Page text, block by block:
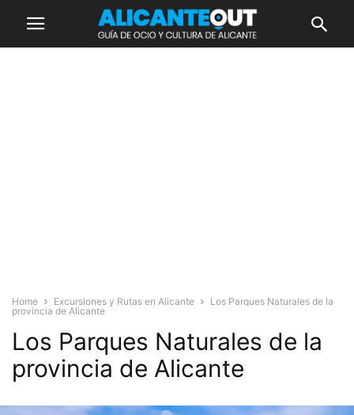
Home Excursiones y Rutas en Alicante
Los Parques Naturales de la
provincia de Alicante
Los Parques Naturales de la
provincia de Alicante